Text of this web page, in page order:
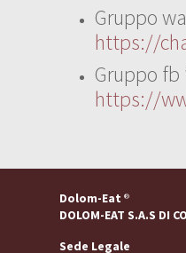
Gruppo wa
https://
Gruppo fb
https://
Dolom-Eat ®
DOLOM-EAT S.A.S DI
Sede Legale